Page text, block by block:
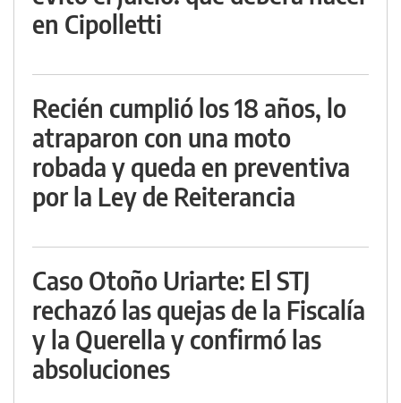
en Cipolletti
Recién cumplió los 18 años, lo
atraparon con una moto
robada y queda en preventiva
por la Ley de Reiterancia
Caso Otoño Uriarte: El STJ
rechazó las quejas de la Fiscalía
y la Querella y confirmó las
absoluciones